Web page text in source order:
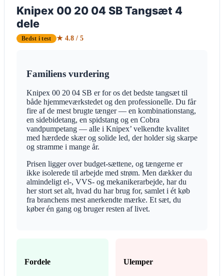
Knipex 00 20 04 SB Tangsæt 4
dele
Bedst i test ★ 4.8 / 5
Familiens vurdering
Knipex 00 20 04 SB er for os det bedste tangsæt til
både hjemmeværkstedet og den professionelle. Du får
fire af de mest brugte tænger — en kombinationstang,
en sidebidetang, en spidstang og en Cobra
vandpumpetang — alle i Knipex’ velkendte kvalitet
med hærdede skær og solide led, der holder sig skarpe
og stramme i mange år.
Prisen ligger over budget-sættene, og tængerne er
ikke isolerede til arbejde med strøm. Men dækker du
almindeligt el-, VVS- og mekanikerarbejde, har du
her stort set alt, hvad du har brug for, samlet i ét køb
fra branchens mest anerkendte mærke. Et sæt, du
køber én gang og bruger resten af livet.
Fordele Ulemper